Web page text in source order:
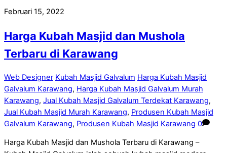
Februari 15, 2022
Harga Kubah Masjid dan Mushola
Terbaru di Karawang
Web Designer Kubah Masjid Galvalum Harga Kubah Masjid
Galvalum Karawang, Harga Kubah Masjid Galvalum Murah
Karawang, Jual Kubah Masjid Galvalum Terdekat Karawang,
Jual Kubah Masjid Murah Karawang, Produsen Kubah Masjid
Galvalum Karawang, Produsen Kubah Masjid Karawang 0
Harga Kubah Masjid dan Mushola Terbaru di Karawang –